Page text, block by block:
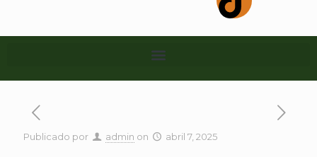
Publicado por admin on abril 7, 2025